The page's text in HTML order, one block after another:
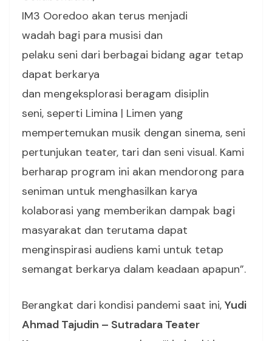
IM3 Ooredoo akan terus menjadi
wadah bagi para musisi dan
pelaku seni dari berbagai bidang agar tetap
dapat berkarya
dan mengeksplorasi beragam disiplin
seni, seperti Limina | Limen yang
mempertemukan musik dengan sinema, seni
pertunjukan teater, tari dan seni visual. Kami
berharap program ini akan mendorong para
seniman untuk menghasilkan karya
kolaborasi yang memberikan dampak bagi
masyarakat dan terutama dapat
menginspirasi audiens kami untuk tetap
semangat berkarya dalam keadaan apapun”.
Berangkat dari kondisi pandemi saat ini, Yudi
Ahmad Tajudin – Sutradara Teater